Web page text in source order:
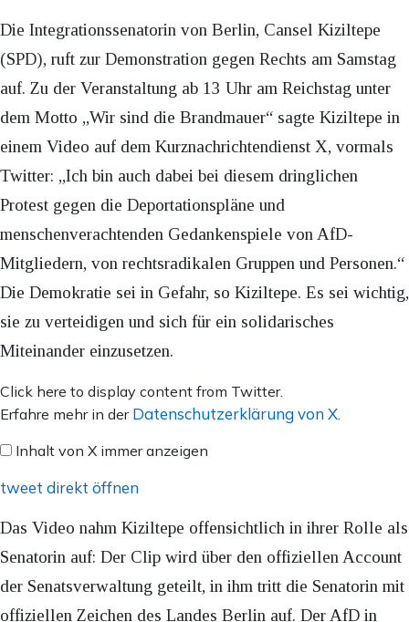
Die Integrationssenatorin von Berlin, Cansel Kiziltepe
(SPD), ruft zur Demonstration gegen Rechts am Samstag
auf. Zu der Veranstaltung ab 13 Uhr am Reichstag unter
dem Motto „Wir sind die Brandmauer“ sagte Kiziltepe in
einem Video auf dem Kurznachrichtendienst X, vormals
Twitter: „Ich bin auch dabei bei diesem dringlichen
Protest gegen die Deportationspläne und
menschenverachtenden Gedankenspiele von AfD-
Mitgliedern, von rechtsradikalen Gruppen und Personen.“
Die Demokratie sei in Gefahr, so Kiziltepe. Es sei wichtig,
sie zu verteidigen und sich für ein solidarisches
Miteinander einzusetzen.
Inhalt
von
anzeigen
Click here to display content from Twitter.
Erfahre mehr in der Datenschutzerklärung von X
Inhalt von X immer anzeigen
tweet direkt öffnen
Das Video nahm Kiziltepe offensichtlich in ihrer Rolle als
Senatorin auf: Der Clip wird über den offiziellen Account
der Senatsverwaltung geteilt, in ihm tritt die Senatorin mit
offiziellen Zeichen des Landes Berlin auf. Der AfD in